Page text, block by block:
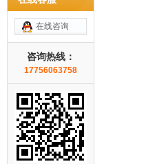
在线咨询
咨询热线：
17756063758